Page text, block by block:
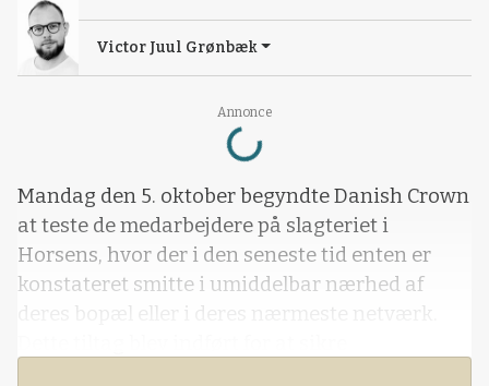
Annonce
Loading...
Victor Juul Grønbæk
Mandag den 5. oktober begyndte Danish Crown
at teste de medarbejdere på slagteriet i
Horsens, hvor der i den seneste tid enten er
konstateret smitte i umiddelbar nærhed af
deres bopæl eller i deres nærmeste netværk.